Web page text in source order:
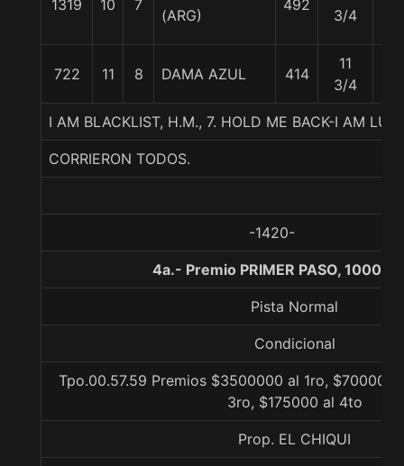
1319 10 7
(ARG)
492
3/4
722 11 8 DAMA AZUL 414
11
3/4
I AM BLACKLIST, H.M., 7. HOLD ME BACK-I AM
CORRIERON TODOS.
-1420-
4a.- Premio PRIMER PASO, 1000
Pista Normal
Condicional
Tpo.00.57.59 Premios $3500000 al 1ro, $700000
3ro, $175000 al 4to
Prop. EL CHIQUI